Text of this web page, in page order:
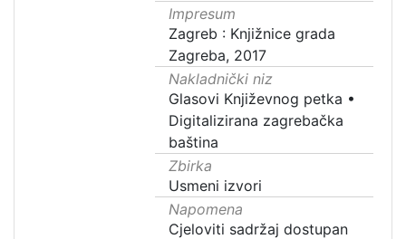
Impresum
Zagreb : Knjižnice grada
Zagreba, 2017
Nakladnički niz
Glasovi Književnog petka •
Digitalizirana zagrebačka
baština
Zbirka
Usmeni izvori
Napomena
Cjeloviti sadržaj dostupan